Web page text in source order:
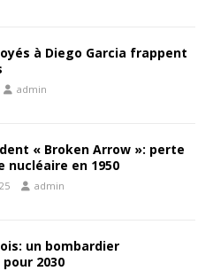
à Diego Garcia frappent
admin
« Broken Arrow »: perte
nucléaire en 1950
admin
un bombardier
2030